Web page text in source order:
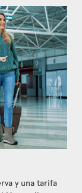
y una tarifa